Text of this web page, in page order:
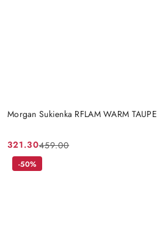
Morgan Sukienka RFLAM WARM TAUPE
Cena
promocyjna:
321.30
Cena
przed
459.00
-50%